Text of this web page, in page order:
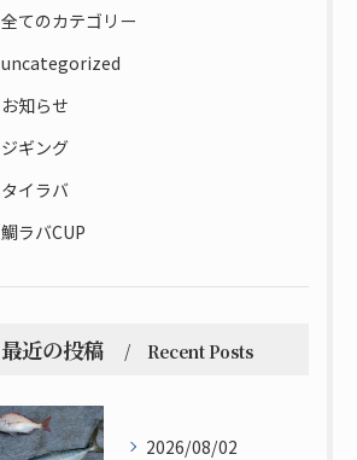
全てのカテゴリー
uncategorized
お知らせ
ジギング
タイラバ
鯛ラバCUP
最近の投稿 Recent Posts
2026/08/02